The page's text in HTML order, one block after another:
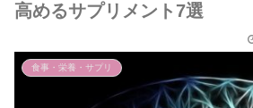
高めるサプリメント7選
食事・栄養・サプリ